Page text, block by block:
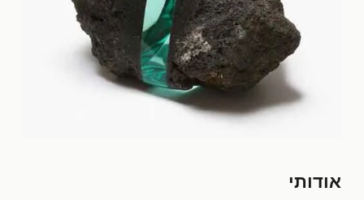
אודותי